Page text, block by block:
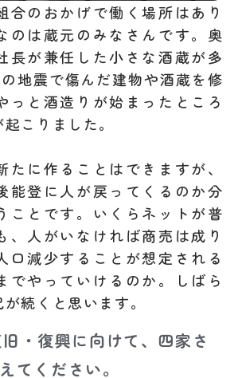
合のおかげで働く場所はあり
のは蔵元のみなさんです。奥
長が兼任した小さな酒蔵が多
地震で傷んだ建物や酒蔵を修
っと酒造りが始まったところ
こりました。
たに作ることはできますが、
能登に人が戻ってくるのか分
ことです。いくらネットが普
、人がいなければ商売は成り
口減少することが想定される
でやっていけるのか。しばら
続くと思います。
・復興に向けて、四家さ
てください。